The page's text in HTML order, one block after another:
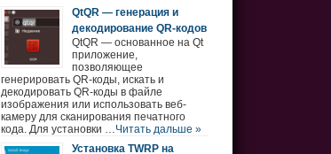
QtQR — генерация и
декодирование QR-кодов
QtQR — основанное на Qt
приложение,
позволяющее
генерировать QR-коды, искать и
декодировать QR-коды в файле
изображения или использовать веб-
камеру для сканирования печатного
кода. Для установки …Читать дальше »
Установка TWRP на